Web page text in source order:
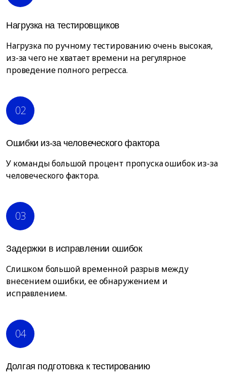
Нагрузка на тестировщиков
Нагрузка по ручному тестированию очень высокая,
из-за чего не хватает времени на регулярное
проведение полного регресса.
02
Ошибки из-за человеческого фактора
У команды большой процент пропуска ошибок из-за
человеческого фактора.
03
Задержки в исправлении ошибок
Слишком большой временной разрыв между
внесением ошибки, ее обнаружением и
исправлением.
04
Долгая подготовка к тестированию